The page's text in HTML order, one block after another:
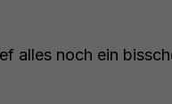
alles noch ein